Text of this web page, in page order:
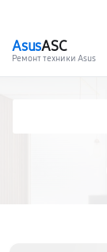
AsusASC
Ремонт техники Asus